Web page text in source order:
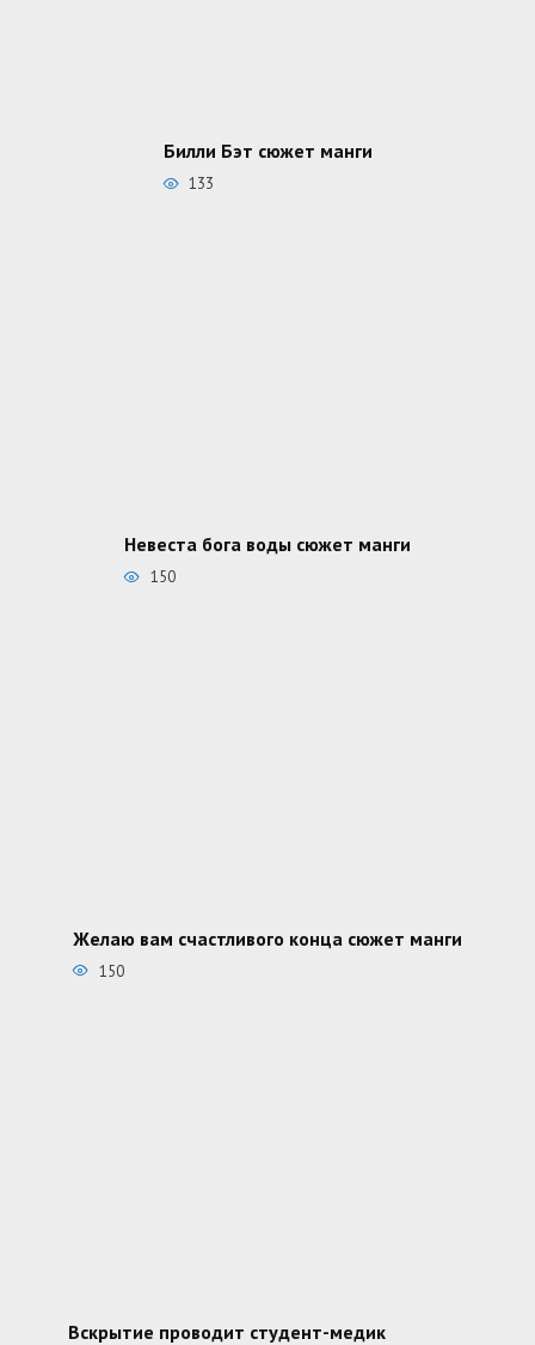
Билли Бэт сюжет манги
133
Невеста бога воды сюжет манги
150
Желаю вам счастливого конца сюжет манги
150
Вскрытие проводит студент-медик